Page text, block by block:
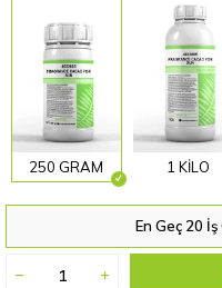
250 GRAM 1 KİLO
En Geç 20